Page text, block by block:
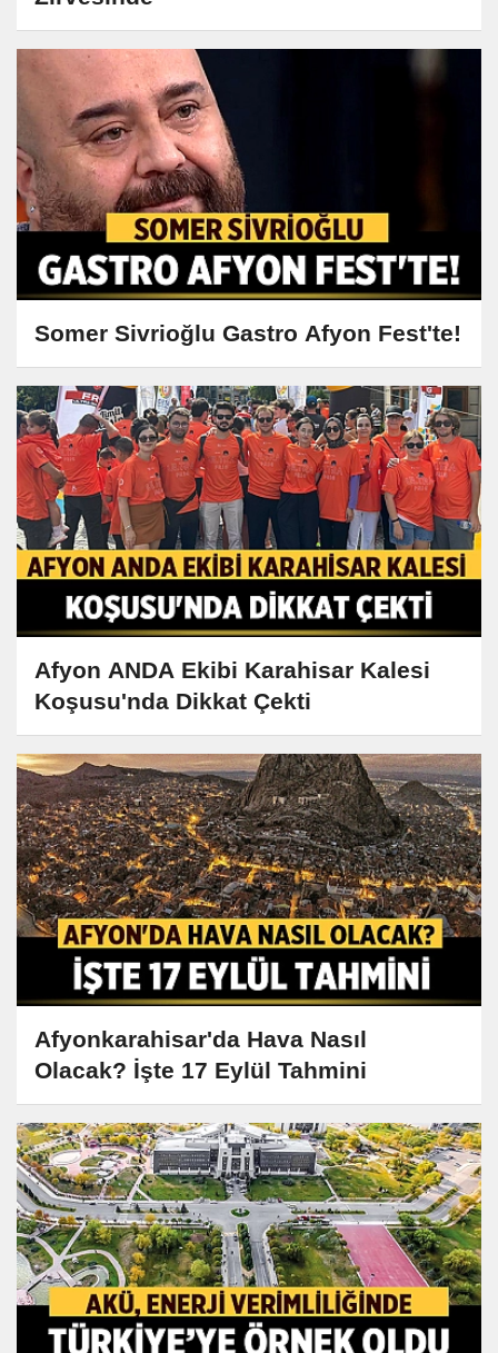
Somer Sivrioğlu Gastro Afyon Fest'te!
Afyon ANDA Ekibi Karahisar Kalesi
Koşusu'nda Dikkat Çekti
Afyonkarahisar'da Hava Nasıl
Olacak? İşte 17 Eylül Tahmini